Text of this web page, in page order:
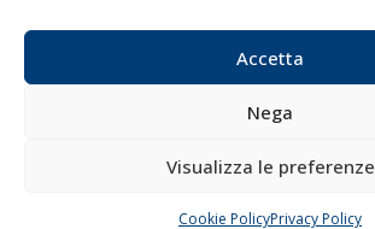
Accetta
Nega
Visualizza le preferenze
Cookie PolicyPrivacy Policy
Contatti
SEGUI